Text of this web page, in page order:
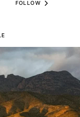
FOLLOW